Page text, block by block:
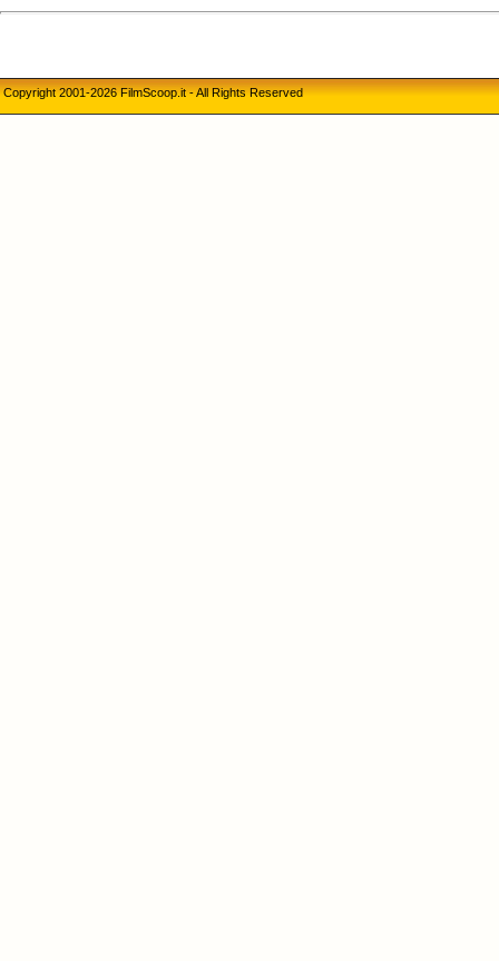
Copyright 2001-2026 FilmScoop.it - All Rights Reserved